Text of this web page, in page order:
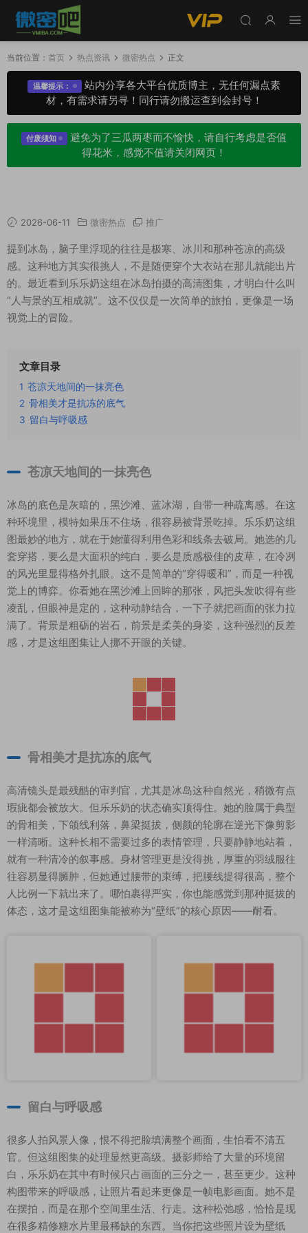
当前位置： 首页 热点资讯 微密热点 正文
温馨提示：
站内分享各大平台优质博主，无任何漏点素
材，有需求请另寻！同行请勿搬运查到会封号！
付废须知
避免为了三瓜两枣而不愉快，请自行考虑是否值
得花米，感觉不值请关闭网页！
2026-06-11 微密热点 推广
提到冰岛，脑子里浮现的往往是极寒、冰川和那种苍凉的高级
感。这种地方其实很挑人，不是随便穿个大衣站在那儿就能出片
的。最近看到乐乐奶这组在冰岛拍摄的高清图集，才明白什么叫
“人与景的互相成就”。这不仅仅是一次简单的旅拍，更像是一场
视觉上的冒险。
文章目录
1 苍凉天地间的一抹亮色
2 骨相美才是抗冻的底气
3 留白与呼吸感
苍凉天地间的一抹亮色
冰岛的底色是灰暗的，黑沙滩、蓝冰湖，自带一种疏离感。在这
种环境里，模特如果压不住场，很容易被背景吃掉。乐乐奶这组
图最妙的地方，就在于她懂得利用色彩和线条去破局。她选的几
套穿搭，要么是大面积的纯白，要么是质感极佳的皮草，在冷冽
的风光里显得格外扎眼。这不是简单的“穿得暖和”，而是一种视
觉上的博弈。你看她在黑沙滩上回眸的那张，风把头发吹得有些
凌乱，但眼神是定的，这种动静结合，一下子就把画面的张力拉
满了。背景是粗砺的岩石，前景是柔美的身姿，这种强烈的反差
感，才是这组图集让人挪不开眼的关键。
骨相美才是抗冻的底气
高清镜头是最残酷的审判官，尤其是冰岛这种自然光，稍微有点
瑕疵都会被放大。但乐乐奶的状态确实顶得住。她的脸属于典型
的骨相美，下颌线利落，鼻梁挺拔，侧颜的轮廓在逆光下像剪影
一样清晰。这种长相不需要过多的表情管理，只要静静地站着，
就有一种清冷的叙事感。身材管理更是没得挑，厚重的羽绒服往
往容易显得臃肿，但她通过腰带的束缚，把腰线提得很高，整个
人比例一下就出来了。哪怕裹得严实，你也能感觉到那种挺拔的
体态，这才是这组图集能被称为“壁纸”的核心原因——耐看。
留白与呼吸感
很多人拍风景人像，恨不得把脸填满整个画面，生怕看不清五
官。但这组图集的处理显然更高级。摄影师给了大量的环境留
白，乐乐奶在其中有时候只占画面的三分之一，甚至更少。这种
构图带来的呼吸感，让照片看起来更像是一帧电影画面。她不是
在摆拍，而是在那个空间里生活、行走。这种松弛感，恰恰是现
在很多精修糖水片里最稀缺的东西。当你把这些照片设为壁纸